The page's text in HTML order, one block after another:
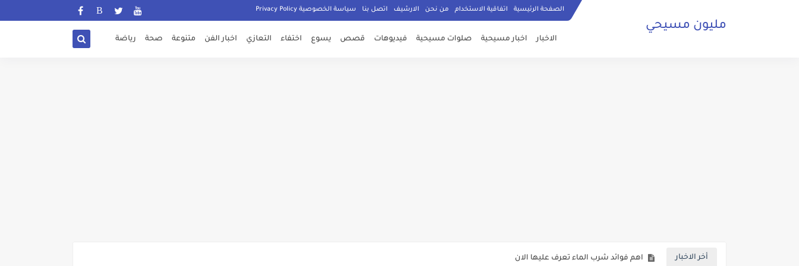
الصفحة الرئيسية اتفاقية الاستخدام من نحن الارشيف اتصل بنا سياسة الخصوصية Privacy Policy
مليون مسيحي
الاخبار اخبار مسيحية صلوات مسيحية فيديوهات قصص يسوع اختفاء التعازي اخبار الفن متنوعة صحة رياضة
أخر الاخبار بالفيديو شخص من الفصائل المسلحة يهدد المسيحيين في سوريا عليكم تغيير دينكم أو دفع الجزية أو القتل